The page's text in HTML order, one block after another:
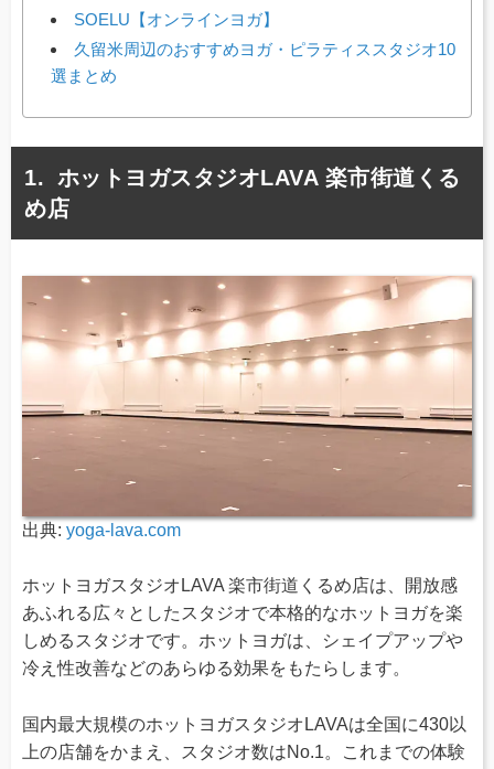
SOELU【オンラインヨガ】
久留米周辺のおすすめヨガ・ピラティススタジオ10
選まとめ
ホットヨガスタジオLAVA 楽市街道くる
め店
出典: yoga-lava.com
ホットヨガスタジオLAVA 楽市街道くるめ店は、開放感
あふれる広々としたスタジオで本格的なホットヨガを楽
しめるスタジオです。ホットヨガは、シェイプアップや
冷え性改善などのあらゆる効果をもたらします。
国内最大規模のホットヨガスタジオLAVAは全国に430以
上の店舗をかまえ、スタジオ数はNo.1。これまでの体験